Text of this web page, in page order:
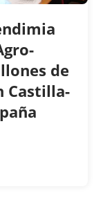
de
Castilla-